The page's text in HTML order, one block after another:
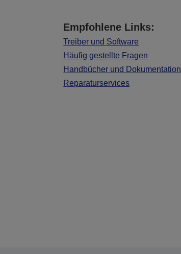
Empfohlene Links:
Treiber und Software
Häufig gestellte Fragen
Handbücher und Dokumentation
Reparaturservices